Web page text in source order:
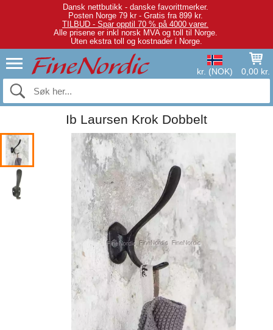
Dansk nettbutikk - danske favorittmerker.
Posten Norge 79 kr - Gratis fra 899 kr.
TILBUD - Spar opptil 70 % på 4000 varer.
Alle prisene er inkl norsk MVA og toll til Norge.
Uten ekstra toll og kostnader i Norge.
kr. (NOK) 0,00 kr.
Ib Laursen Krok Dobbelt